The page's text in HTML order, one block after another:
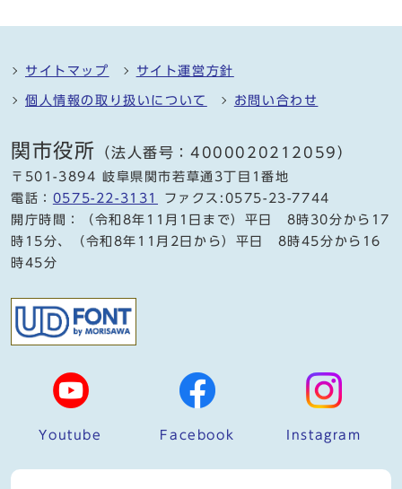
サイトマップ サイト運営方針
個人情報の取り扱いについて お問い合わせ
関市役所 （法人番号：4000020212059）
〒501-3894 岐阜県関市若草通3丁目1番地
電話： 0575-22-3131
ファクス:0575-23-7744
開庁時間：（令和8年11月1日まで）平日 8時30分から17
時15分、（令和8年11月2日から）平日 8時45分から16
時45分
Youtube Facebook Instagram